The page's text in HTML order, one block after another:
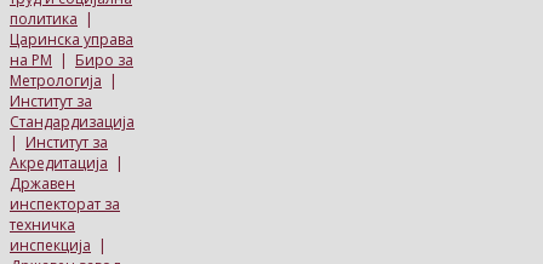
политика |
Царинска управа
на РМ | Биро за
Метрологија |
Институт за
Стандардизација
| Институт за
Акредитација |
Државен
инспекторат за
техничка
инспекција |